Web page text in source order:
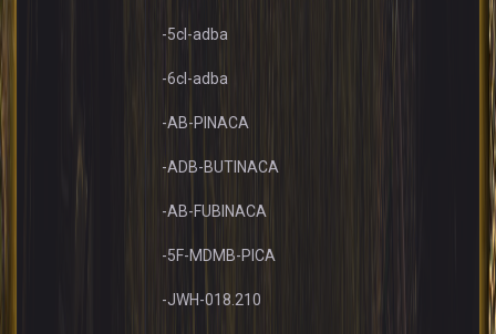
-5cl-adba
-6cl-adba
-AB-PINACA
-ADB-BUTINACA
-AB-FUBINACA
-5F-MDMB-PICA
-JWH-018.210